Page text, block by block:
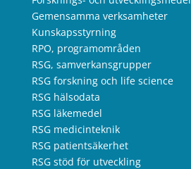
Gemensamma verksamheter
Kunskapsstyrning
RPO, programområden
RSG, samverkansgrupper
RSG forskning och life science
RSG hälsodata
RSG läkemedel
RSG medicinteknik
RSG patientsäkerhet
RSG stöd för utveckling